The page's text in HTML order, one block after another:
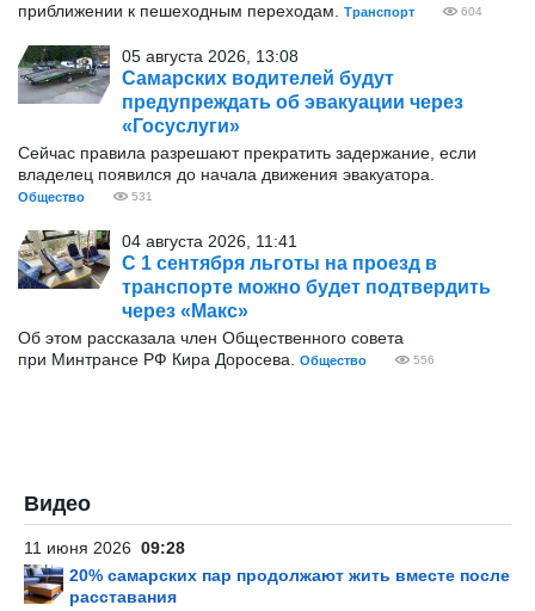
приближении к пешеходным переходам.
Транспорт 604
05 августа 2026, 13:08
Самарских водителей будут
предупреждать об эвакуации через
«Госуслуги»
Сейчас правила разрешают прекратить задержание, если
владелец появился до начала движения эвакуатора.
Общество 531
04 августа 2026, 11:41
С 1 сентября льготы на проезд в
транспорте можно будет подтвердить
через «Макс»
Об этом рассказала член Общественного совета
при Минтрансе РФ Кира Доросева.
Общество 556
Видео
11 июня 2026 09:28
20% самарских пар продолжают жить вместе после
расставания